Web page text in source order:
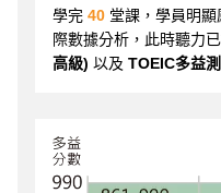
學完 40 堂課，學員明
際數據分析，此時聽力
高級) 以及 TOEIC多益